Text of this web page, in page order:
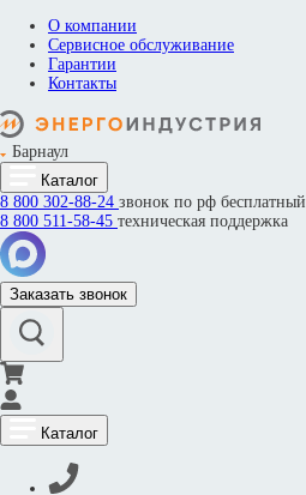
О компании
Сервисное обслуживание
Гарантии
Контакты
Барнаул
Каталог
8 800 302-88-24 звонок по рф бесплатный
8 800 511-58-45 техническая поддержка
Заказать звонок
Каталог